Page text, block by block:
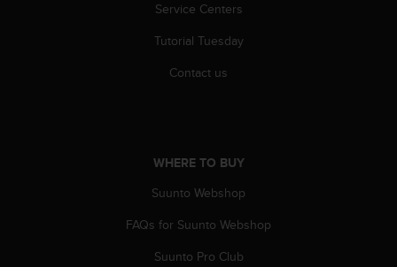
Service Centers
Tutorial Tuesday
Contact us
WHERE TO BUY
Suunto Webshop
FAQs for Suunto Webshop
Suunto Pro Club